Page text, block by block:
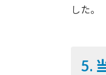
した。
5.